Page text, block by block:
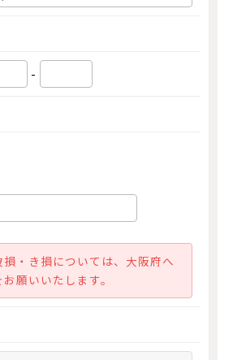
-
・き損については、大阪府へ
願いいたします。